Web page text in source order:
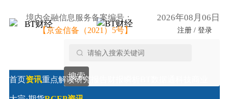
境内金融信息服务备案编号：
【京金信备（2021）5号】
2026年08月06日
注册 / 登录
搜索
首页资讯重点解读研究报告
RCEP资讯/泰国4月经常账户转为逆差 能源进口
压力加大
泰国4月经常账户转为逆差 能源进口压力加大